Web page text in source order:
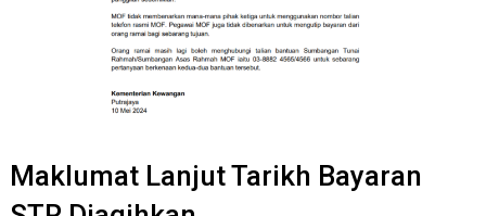
Maklumat Lanjut Tarikh Bayaran